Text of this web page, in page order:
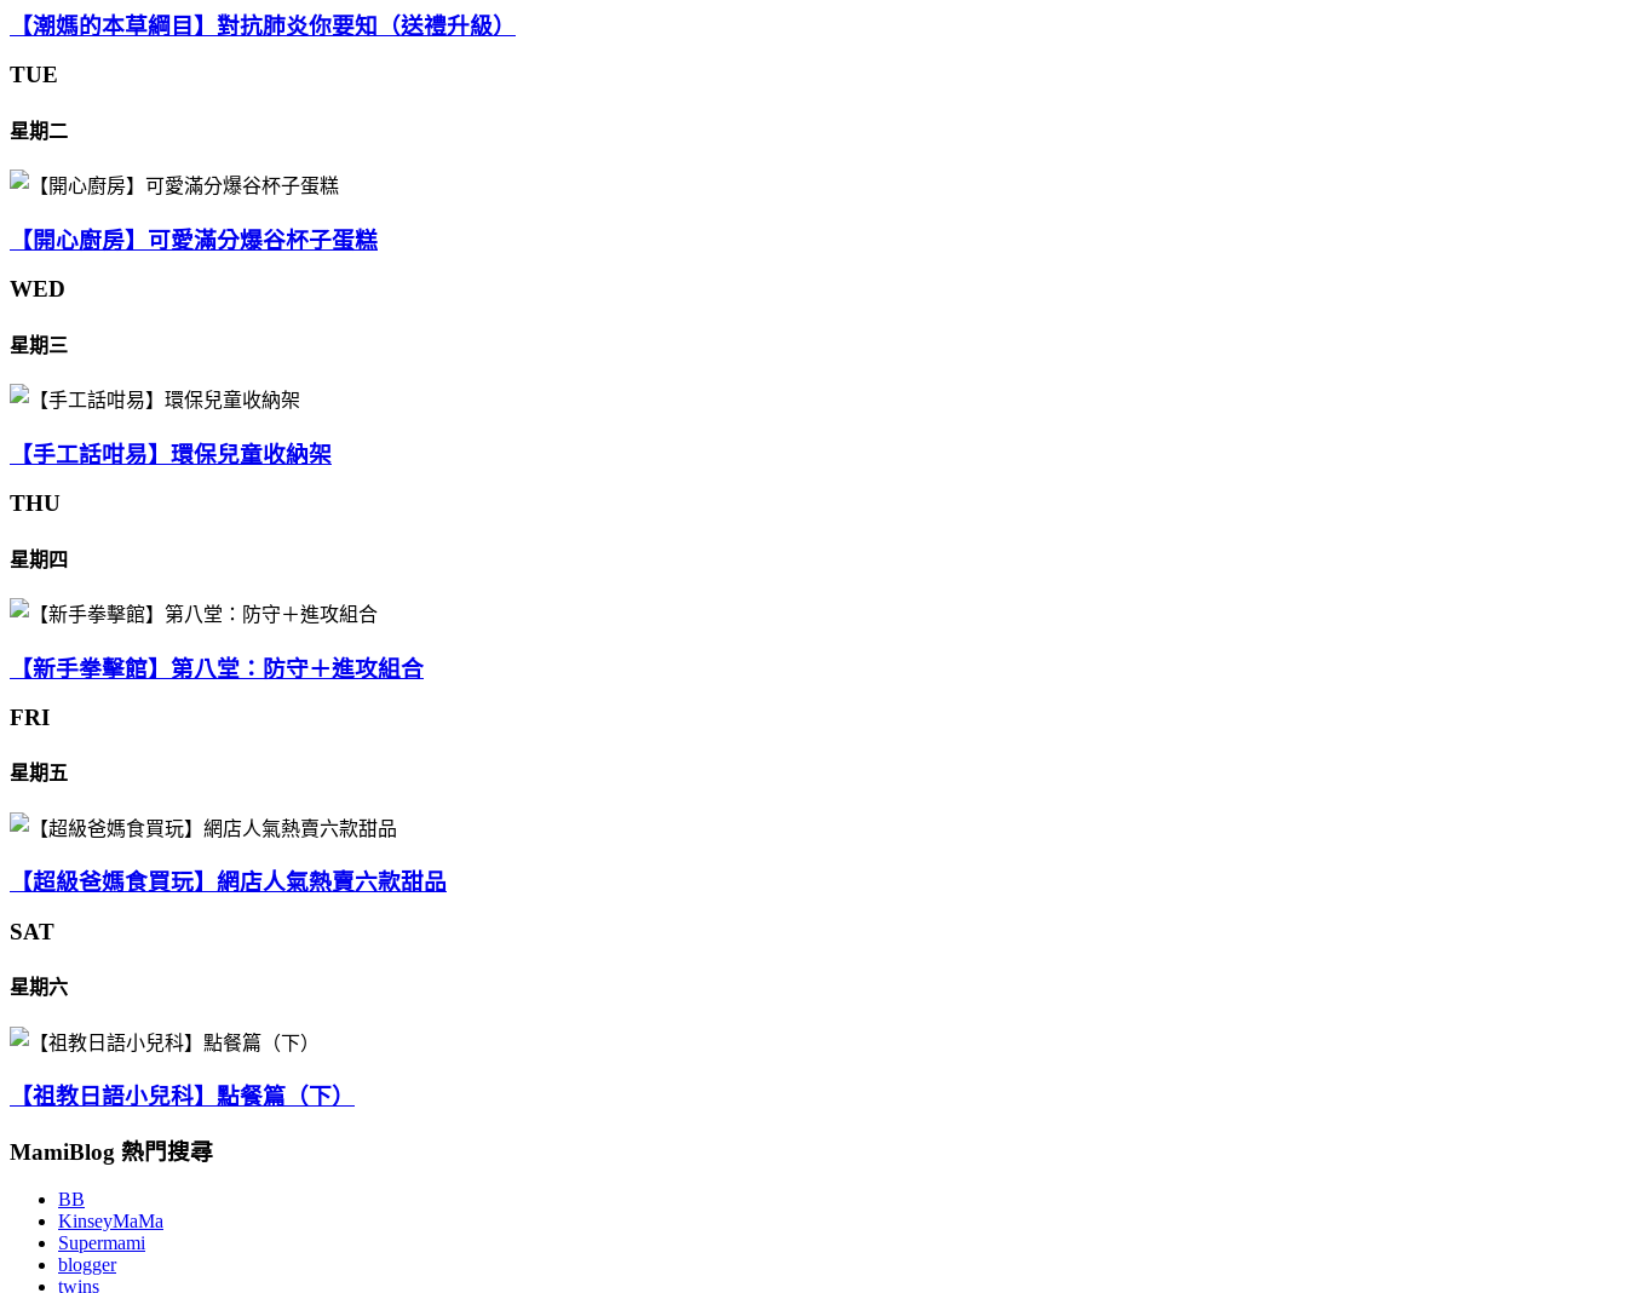
【潮媽的本草綱目】對抗肺炎你要知（送禮升級）
TUE
星期二
【開心廚房】可愛滿分爆谷杯子蛋糕
WED
星期三
【手工話咁易】環保兒童收納架
THU
星期四
【新手拳擊館】第八堂：防守＋進攻組合
FRI
星期五
【超級爸媽食買玩】網店人氣熱賣六款甜品
SAT
星期六
【祖教日語小兒科】點餐篇（下）
MamiBlog 熱門搜尋
BB
KinseyMaMa
Supermami
blogger
twins